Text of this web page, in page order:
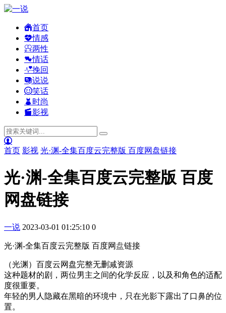
首页
情感
两性
情话
挽回
说说
笑话
时尚
影视
首页 影视 光·渊-全集百度云完整版 百度网盘链接
光·渊-全集百度云完整版 百度
网盘链接
一说 2023-03-01 01:25:10 0
光·渊-全集百度云完整版 百度网盘链接
（光渊）百度云网盘完整无删减资源
这种题材的剧，两位男主之间的化学反应，以及和角色的适配
度很重要。
年轻的男人隐藏在黑暗的环境中，只在光影下露出了口鼻的位
置。